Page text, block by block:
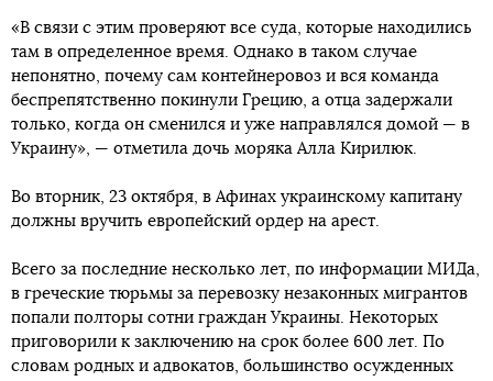
«В связи с этим проверяют все суда, которые находились
там в определенное время. Однако в таком случае
непонятно, почему сам контейнеровоз и вся команда
беспрепятственно покинули Грецию, а отца задержали
только, когда он сменился и уже направлялся домой — в
Украину», — отметила дочь моряка Алла Кирилюк.
Во вторник, 23 октября, в Афинах украинскому капитану
должны вручить европейский ордер на арест.
Всего за последние несколько лет, по информации МИДа,
в греческие тюрьмы за перевозку незаконных мигрантов
попали полторы сотни граждан Украины. Некоторых
приговорили к заключению на срок более 600 лет. По
словам родных и адвокатов, большинство осужденных